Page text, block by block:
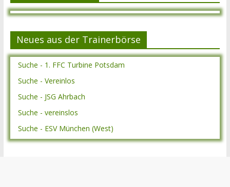
Neues aus der Trainerbörse
Suche - 1. FFC Turbine Potsdam
Suche - Vereinlos
Suche - JSG Ahrbach
Suche - vereinslos
Suche - ESV München (West)